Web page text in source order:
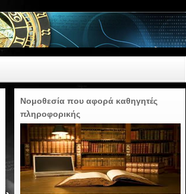
Νομοθεσία που αφορά καθηγητές
πληροφορικής